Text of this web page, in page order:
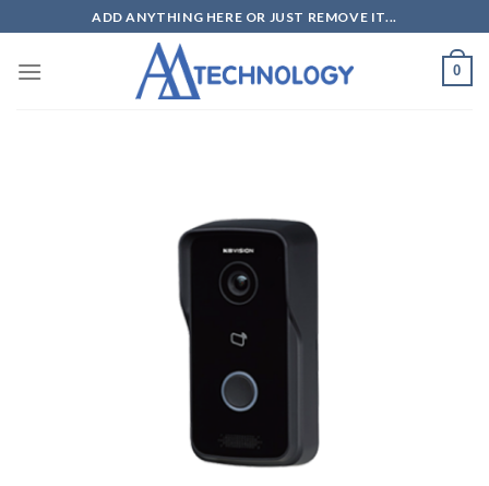
to
content
ADD ANYTHING HERE OR JUST REMOVE IT...
0